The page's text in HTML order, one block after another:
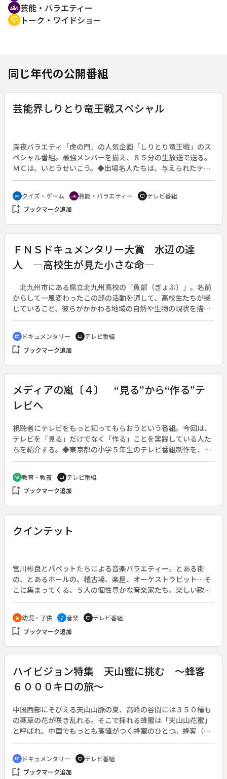
groups 芸能・バラエティー
adaptive_audio_mic トーク・ワイドショー
同じ年代の公開番組
芸能界しりとり竜王戦スペシャル
深夜バラエティ「虎の門」の人気企画「しりとり竜王戦」のス
ペシャル番組。最強メンバーを揃え、８５分の生放送で送る。
ＭＣは、いとうせいこう。◆出場名人たちは、与えられたテー
マに沿った言葉を選んでしりとりしていく。パネラーの出した
言葉のオモシロ度に関して“技あり”の札が上がれば１ポイン
ト、“一本”が出れば３ポイント獲得。最後が「ん」の言葉を出
してしまえばもちろんマイナスポイント。合計点で勝者「しり
sports_esports クイズ・ゲーム groups 芸能・バラエティー tv テレビ番組
bookmark_add ブックマーク追加
ＦＮＳドキュメンタリー大賞 水辺の達
人 ―高校生が見た小さな命―
北九州市にある県立北九州高校の「魚部（ぎょぶ）」。名前
からして一風変わったこの部の活動を通して、高校生たちが感
じていること、彼らがかかわる地域の自然や生物の現状を描
く。◆その活動の目的は、地域の水辺の現状を楽しみながら知
ること、そしてそれを地域のたくさんの人に知ってもらうこ
と。部名は魚部だが、魚に限らず水草や水棲昆虫などの棲息調
査などフィールドワークの幅は広い。
cinematic_blur ドキュメンタリー tv テレビ番組
bookmark_add ブックマーク追加
メディアの嵐〔４〕 “見る”から“作る”テ
レビへ
視聴者にテレビをもっと知ってもらおうという番組。今回は、
テレビを「見る」だけでなく「作る」ことを実践している人た
ちを紹介する。◆東京都の小学５年生のテレビ番組制作を、テ
ーマ探しから取材、編集、放送まで追う。鳥取県のケーブルテ
レビ局では市民が作る番組を「パブリックアクセス・チャンネ
ル」として放送。その制作風景なども紹介。◆公開授業を地域
に発信する高等専門学校の放送部、スタッフは素人で無給、ゲ
ンターネット放送局。◆学校教育だけでなく、地域からの一般
年齢）：小学校高学年以上
school 教育・教養 tv テレビ番組
bookmark_add ブックマーク追加
クインテット
宮川彬良とパペットたちによる音楽バラエティー。とある街
の、とあるホールの、稽古場、楽屋、オーケストラピット…そ
こに集まってくる、５人の個性豊かな音楽家たち。楽しい歌や
踊り、語りで送る、子どもも大人もいっしょに楽しめる番組。
crib 幼児・子供 music_note 音楽 tv テレビ番組
bookmark_add ブックマーク追加
ハイビジョン特集 天山蜜に挑む ～蜂客
６０００キロの旅～
中国西部にそびえる天山山脈の夏、高峰の谷間には３５０種も
の薬草の花が咲き乱れる。そこで採れる蜂蜜は「天山山花蜜」
と呼ばれ、中国でもっとも高値がつく蜂蜜のひとつ。蜂客（ほ
うか）と呼ばれる養蜂家たちが一獲千金の夢を追って、中国全
土から天山へ集まる。広大な中国を横断して天山を目指す親子
の６０００キロに及ぶ過酷な旅に密着し、夢の行方を見届け
る。
cinematic_blur ドキュメンタリー tv テレビ番組
bookmark_add ブックマーク追加